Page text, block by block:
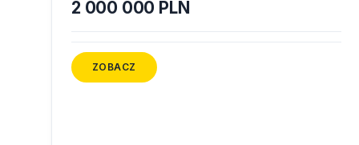
2 000 000 PLN
ZOBACZ